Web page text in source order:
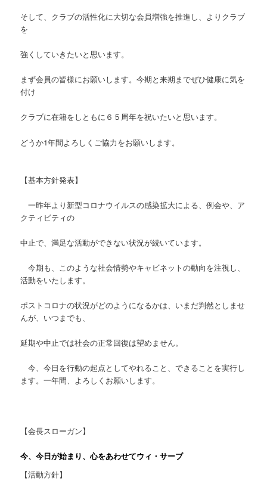
そして、クラブの活性化に大切な会員増強を推進し、よりクラブ
を
強くしていきたいと思います。
まず会員の皆様にお願いします。今期と来期までぜひ健康に気を
付け
クラブに在籍をしともに６５周年を祝いたいと思います。
どうか1年間よろしくご協力をお願いします。
【基本方針発表】
一昨年より新型コロナウイルスの感染拡大による、例会や、ア
クティビティの
中止で、満足な活動ができない状況が続いています。
今期も、このような社会情勢やキャビネットの動向を注視し、
活動をいたします。
ポストコロナの状況がどのようになるかは、いまだ判然としませ
んが、いつまでも、
延期や中止では社会の正常回復は望めません。
今、今日を行動の起点としてやれること、できることを実行し
ます。一年間、よろしくお願いします。
【会長スローガン】
今、今日が始まり、心をあわせてウィ・サーブ
【活動方針】